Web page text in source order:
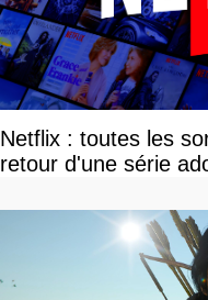
Netflix : toutes les
retour d'une série